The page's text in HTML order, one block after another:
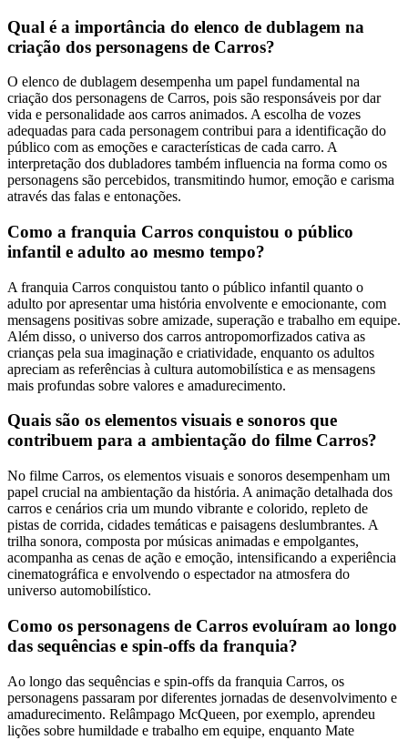
Qual é a importância do elenco de dublagem na
criação dos personagens de Carros?
O elenco de dublagem desempenha um papel fundamental na
criação dos personagens de Carros, pois são responsáveis por dar
vida e personalidade aos carros animados. A escolha de vozes
adequadas para cada personagem contribui para a identificação do
público com as emoções e características de cada carro. A
interpretação dos dubladores também influencia na forma como os
personagens são percebidos, transmitindo humor, emoção e carisma
através das falas e entonações.
Como a franquia Carros conquistou o público
infantil e adulto ao mesmo tempo?
A franquia Carros conquistou tanto o público infantil quanto o
adulto por apresentar uma história envolvente e emocionante, com
mensagens positivas sobre amizade, superação e trabalho em equipe.
Além disso, o universo dos carros antropomorfizados cativa as
crianças pela sua imaginação e criatividade, enquanto os adultos
apreciam as referências à cultura automobilística e as mensagens
mais profundas sobre valores e amadurecimento.
Quais são os elementos visuais e sonoros que
contribuem para a ambientação do filme Carros?
No filme Carros, os elementos visuais e sonoros desempenham um
papel crucial na ambientação da história. A animação detalhada dos
carros e cenários cria um mundo vibrante e colorido, repleto de
pistas de corrida, cidades temáticas e paisagens deslumbrantes. A
trilha sonora, composta por músicas animadas e empolgantes,
acompanha as cenas de ação e emoção, intensificando a experiência
cinematográfica e envolvendo o espectador na atmosfera do
universo automobilístico.
Como os personagens de Carros evoluíram ao longo
das sequências e spin-offs da franquia?
Ao longo das sequências e spin-offs da franquia Carros, os
personagens passaram por diferentes jornadas de desenvolvimento e
amadurecimento. Relâmpago McQueen, por exemplo, aprendeu
lições sobre humildade e trabalho em equipe, enquanto Mate